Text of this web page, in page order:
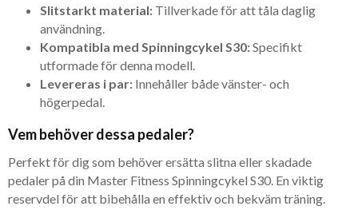
Slitstarkt material: Tillverkade för att tåla daglig
användning.
Kompatibla med Spinningcykel S30:Specifikt
utformade för denna modell.
Levereras i par: Innehåller både vänster- och
högerpedal.
Vem behöver dessa pedaler?
Perfekt för dig som behöver ersätta slitna eller skadade
pedaler på din Master Fitness Spinningcykel S30. En viktig
reservdel för att bibehålla en effektiv och bekväm träning.